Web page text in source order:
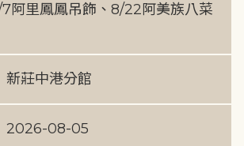
阿里鳳鳳吊飾、8/22阿美族八菜
新莊中港分館
2026-08-05